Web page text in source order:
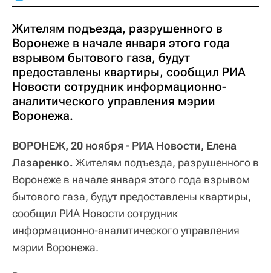
Жителям подъезда, разрушенного в
Воронеже в начале января этого года
взрывом бытового газа, будут
предоставлены квартиры, сообщил РИА
Новости сотрудник информационно-
аналитического управления мэрии
Воронежа.
ВОРОНЕЖ, 20 ноября - РИА Новости, Елена
Лазаренко. Жителям подъезда, разрушенного в
Воронеже в начале января этого года взрывом
бытового газа, будут предоставлены квартиры,
сообщил РИА Новости сотрудник
информационно-аналитического управления
мэрии Воронежа.